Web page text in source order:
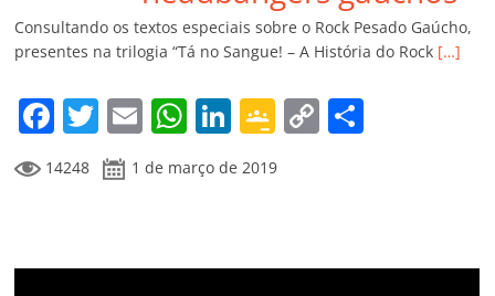
k ss
ro
o
m
ar
Consultando os textos especiais sobre o Rock Pesado Gaúcho,
presentes na trilogia “Tá no Sangue! – A História do Rock […]
F
a
c
b
T
w
itt
E
m
ai
W
at
A
Li
n
k
dI
G
o
o
e
C
Li ar
14248 1 de março de 2019